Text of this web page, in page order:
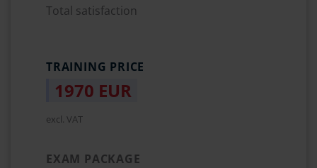
Total satisfaction
TRAINING PRICE
1970 EUR
excl. VAT
EXAM PACKAGE